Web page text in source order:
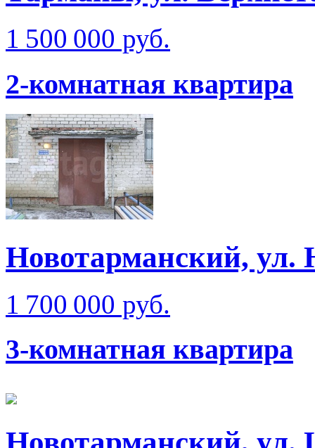
1 500 000 руб.
2-комнатная квартира
Новотарманский,
1 700 000 руб.
3-комнатная квартира